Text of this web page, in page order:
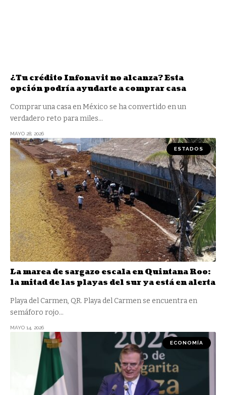
¿Tu crédito Infonavit no alcanza? Esta
opción podría ayudarte a comprar casa
Comprar una casa en México se ha convertido en un
verdadero reto para miles…
MAYO 28, 2026
ESTADOS
La marea de sargazo escala en Quintana Roo:
la mitad de las playas del sur ya está en alerta
Playa del Carmen, QR. Playa del Carmen se encuentra en
semáforo rojo…
MAYO 14, 2026
ECONOMÍA